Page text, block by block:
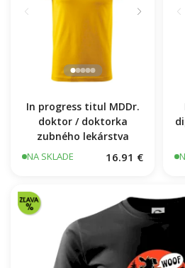
In progress titul MDDr.
doktor / doktorka
zubného lekárstva
NA SKLADE 16.91 €